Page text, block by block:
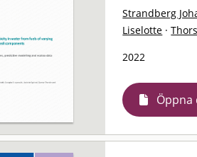
Strandberg
Liselotte ·
2022